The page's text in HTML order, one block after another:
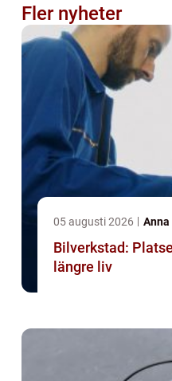
Fler nyheter
05 augusti 2026
Bilverkstad:
längre liv